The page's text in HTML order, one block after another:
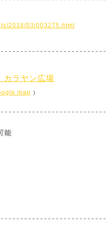
2018/03/003275.html
ラヤン広場
map ）
能